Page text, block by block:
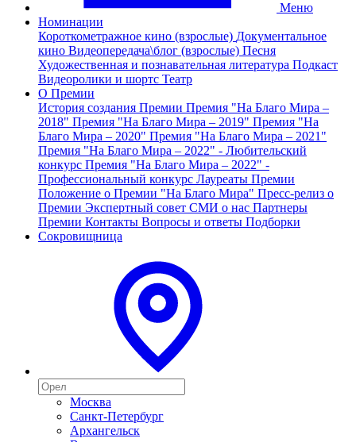
Меню
Номинации
Короткометражное кино (взрослые) Документальное
кино Видеопередача\блог (взрослые) Песня
Художественная и познавательная литература Подкаст
Видеоролики и шортс Театр
О Премии
История создания Премии Премия "На Благо Мира –
2018" Премия "На Благо Мира – 2019" Премия "На
Благо Мира – 2020" Премия "На Благо Мира – 2021"
Премия "На Благо Мира – 2022" - Любительский
конкурс Премия "На Благо Мира – 2022" -
Профессиональный конкурс Лауреаты Премии
Положение о Премии "На Благо Мира" Пресс-релиз о
Премии Экспертный совет СМИ о нас Партнеры
Премии Контакты Вопросы и ответы Подборки
Сокровищница
Москва
Санкт-Петербург
Архангельск